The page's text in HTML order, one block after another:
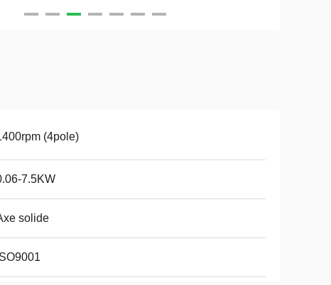
(4pole)
7.5KW
solide
ISO9001